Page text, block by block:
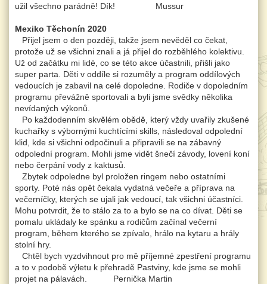
užil všechno parádně! Dík! Mussur
Mexiko Těchonín 2020
Přijel jsem o den později, takže jsem nevěděl co čekat,
protože už se všichni znali a já přijel do rozběhlého kolektivu.
Už od začátku mi lidé, co se této akce účastnili, přišli jako
super parta. Děti v oddíle si rozuměly a program oddílových
vedoucích je zabavil na celé dopoledne. Rodiče v dopoledním
programu převážně sportovali a byli jsme svědky několika
nevídaných výkonů.
Po každodenním skvělém obědě, který vždy uvařily zkušené
kuchařky s výbornými kuchtícími skills, následoval odpolední
klid, kde si všichni odpočinuli a připravili se na zábavný
odpolední program. Mohli jsme vidět šnečí závody, lovení koní
nebo čerpání vody z kaktusů.
Zbytek odpoledne byl proložen ringem nebo ostatními
sporty. Poté nás opět čekala vydatná večeře a příprava na
večerníčky, kterých se ujali jak vedoucí, tak všichni účastníci.
Mohu potvrdit, že to stálo za to a bylo se na co dívat. Děti se
pomalu ukládaly ke spánku a rodičům začínal večerní
program, během kterého se zpívalo, hrálo na kytaru a hrály
stolní hry.
Chtěl bych vyzdvihnout pro mě příjemné zpestření programu
a to v podobě výletu k přehradě Pastviny, kde jsme se mohli
projet na pálavách. Pernička Martin